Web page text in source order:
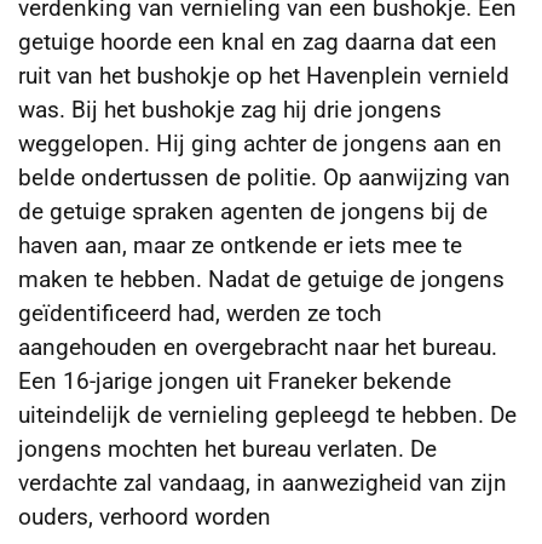
verdenking van vernieling van een bushokje. Een
getuige hoorde een knal en zag daarna dat een
ruit van het bushokje op het Havenplein vernield
was. Bij het bushokje zag hij drie jongens
weggelopen. Hij ging achter de jongens aan en
belde ondertussen de politie. Op aanwijzing van
de getuige spraken agenten de jongens bij de
haven aan, maar ze ontkende er iets mee te
maken te hebben. Nadat de getuige de jongens
geïdentificeerd had, werden ze toch
aangehouden en overgebracht naar het bureau.
Een 16-jarige jongen uit Franeker bekende
uiteindelijk de vernieling gepleegd te hebben. De
jongens mochten het bureau verlaten. De
verdachte zal vandaag, in aanwezigheid van zijn
ouders, verhoord worden